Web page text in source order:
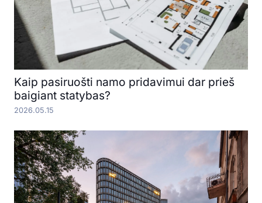
Kaip pasiruošti namo pridavimui dar prieš
baigiant statybas?
2026.05.15